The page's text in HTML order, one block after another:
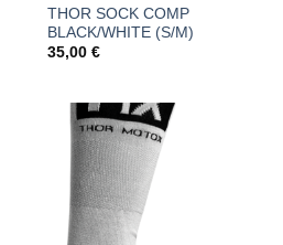
THOR SOCK COMP
BLACK/WHITE (S/M)
35,00 €